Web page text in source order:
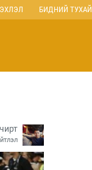
ЭХЛЭЛ БИДНИЙ ТУХАЙ